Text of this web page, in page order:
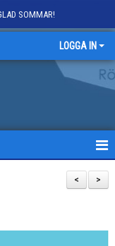
SOMMAR!
LOGGA IN
>
<